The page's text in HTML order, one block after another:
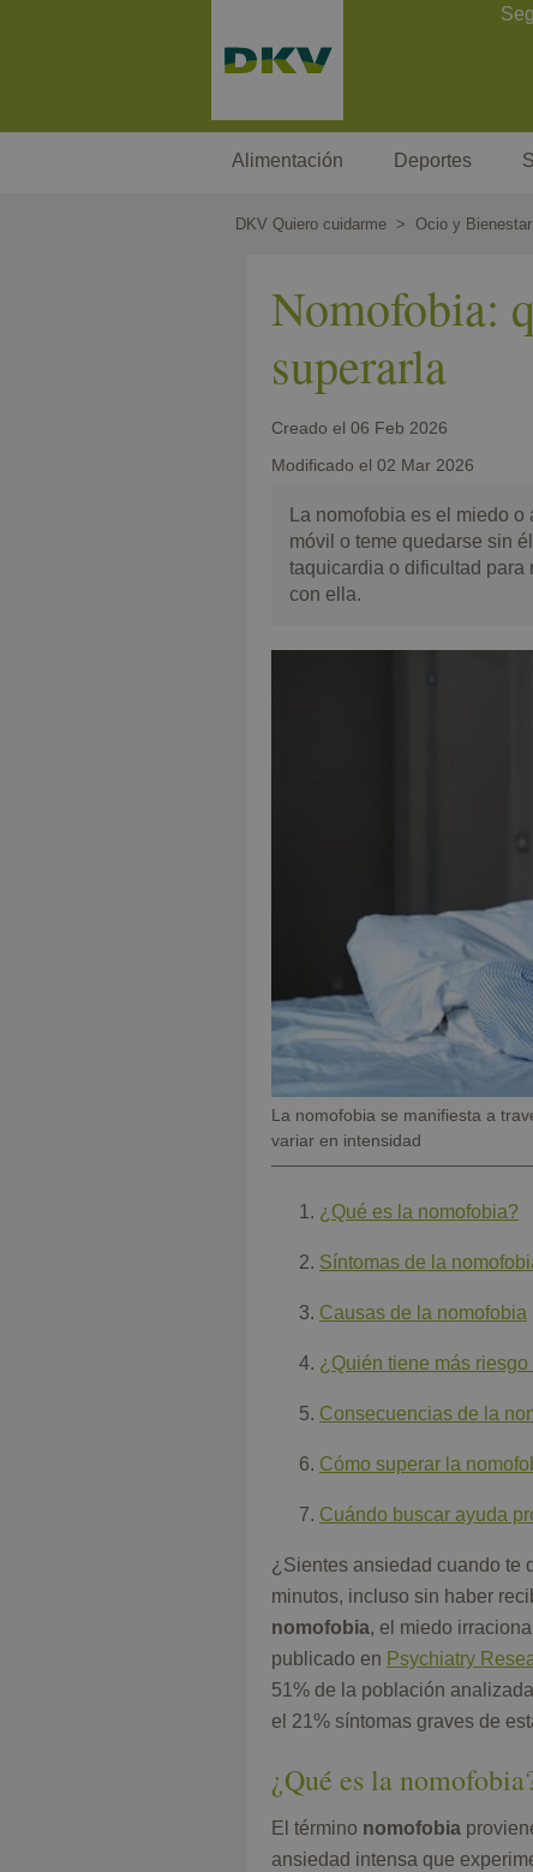
Contact Header
Alimentación Deportes
DKV Quiero cuidarme Ocio y Bienestar
Nomofobia:
superarla
Creado el 06 Feb 2026
Modificado el 02 Mar 2026
La nomofobia es el miedo
móvil o teme quedarse sin
taquicardia o dificultad para
con ella.
Pie
de
foto
La nomofobia se manifiesta a
variar en intensidad
¿Qué es la nomofobia?
Síntomas de la
Causas de la nomofobia
¿Quién tiene más
Consecuencias de la
Cómo superar la
Cuándo buscar ayuda
¿Sientes ansiedad cuando te
minutos, incluso sin haber
nomofobia, el miedo
publicado en Psychiatry
51% de la población
el 21% síntomas graves de
¿Qué es la
El término nomofobia
ansiedad intensa que